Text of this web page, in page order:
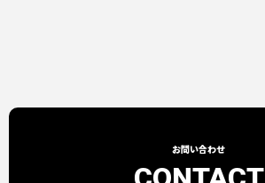
お問い合わせ